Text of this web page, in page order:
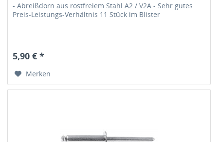
- Abreißdorn aus rostfreiem Stahl A2 / V2A - Sehr gutes
Preis-Leistungs-Verhältnis 11 Stück im Blister
5,90 € *
Merken